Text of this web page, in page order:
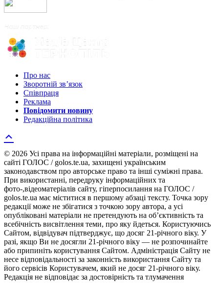
Про нас
Зворотній зв’язок
Співпраця
Реклама
Повідомити новину
Редакційна політика
© 2026 Усі права на інформаційні матеріали, розміщені на
сайті ГОЛОС / golos.te.ua, захищені українським
законодавством про авторське право та інші суміжні права.
При використанні, передруку інформаційних та
фото-,відеоматеріалів сайту, гіперпосилання на ГОЛОС /
golos.te.ua має міститися в першому абзаці тексту. Точка зору
редакції може не збігатися з точкою зору автора, а усі
опубліковані матеріали не претендують на об’єктивність та
всебічність висвітлення теми, про яку йдеться. Користуючись
Сайтом, відвідувач підтверджує, що досяг 21-річного віку. У
разі, якщо Ви не досягли 21-річного віку — не розпочинайте
або припиніть користування Сайтом. Адміністрація Сайту не
несе відповідальності за законність використання Сайту та
його сервісів Користувачем, який не досяг 21-річного віку.
Редакція не відповідає за достовірність та тлумачення